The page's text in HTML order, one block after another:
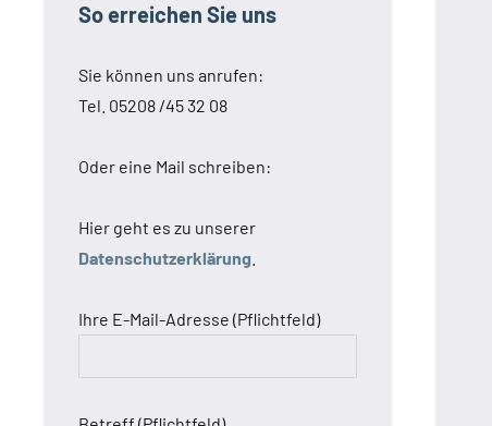
So erreichen Sie uns
Sie können uns anrufen:
Tel. 05208 /45 32 08
Oder eine Mail schreiben:
Hier geht es zu unserer
Datenschutzerklärung
Ihre E-Mail-Adresse (Pflichtfeld)